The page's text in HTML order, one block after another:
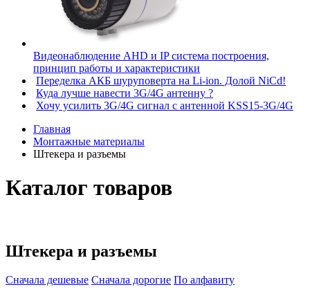
Видеонаблюдение AHD и IP система построения,
принцип работы и характеристики
Переделка АКБ шуруповерта на Li-ion. Долой NiCd!
Куда лучше навести 3G/4G антенну ?
Хочу усилить 3G/4G сигнал с антенной KSS15-3G/4G
Главная
Монтажные материалы
Штекера и разъемы
Каталог товаров
Штекера и разъемы
Сначала дешевые Сначала дорогие По алфавиту